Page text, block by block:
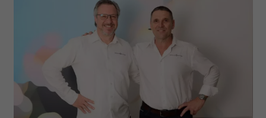
Datenschutzeinstellungen
Essenzielle Cookies ermöglichen grundlegende Funktionen und
sind für die einwandfreie Funktion der Website erforderlich.
Cookie-Informationen anzeigen
Externe Medien (7)
Inhalte von Videoplattformen und Social-Media-Plattformen